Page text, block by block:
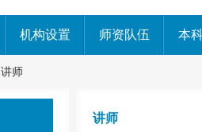
机构设置 师资队伍 本
讲师
讲师